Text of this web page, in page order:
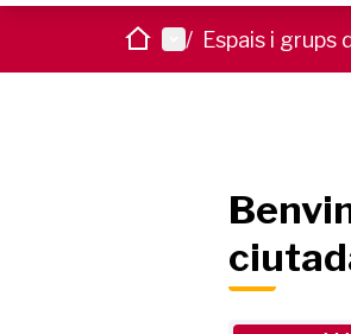
Inici Menú principal
/ Espais i grups